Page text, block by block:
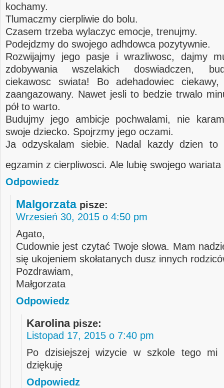
kochamy.
Tlumaczmy cierpliwie do bolu.
Czasem trzeba wylaczyc emocje, trenujmy.
Podejdzmy do swojego adhdowca pozytywnie.
Rozwijajmy jego pasje i wrazliwosc, dajmy
zdobywania wszelakich doswiadczen,
ciekawosc swiata! Bo adehadowiec
zaangazowany. Nawet jesli to bedzie trwalo
pół to warto.
Budujmy jego ambicje pochwalami, nie
swoje dziecko. Spojrzmy jego oczami.
Ja odzyskalam siebie. Nadal kazdy dzien
egzamin z cierpliwosci. Ale lubię swojego wariata
Odpowiedz
Malgorzata pisze:
Wrzesień 30, 2015 o 4:50 pm
Agato,
Cudownie jest czytać Twoje słowa. Mam
się ukojeniem skołatanych dusz innych
Pozdrawiam,
Małgorzata
Odpowiedz
Karolina pisze:
Listopad 17, 2015 o 7:40 pm
Po dzisiejszej wizycie w szkole tego mi
dziękuję
Odpowiedz